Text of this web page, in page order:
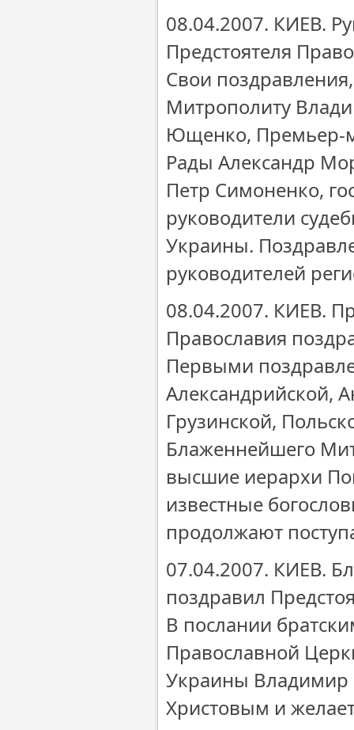
08.04.2007. КИЕВ.
Предстоятеля
Свои
Митрополиту
Ющенко, Премьер-
Рады Александр
Петр Симоненко,
руководители
Украины.
руководителей
08.04.2007. КИЕВ.
Православия
Первыми
Александрийской,
Грузинской,
Блаженнейшего
высшие иерархи
известные
продолжают
07.04.2007. КИЕВ.
поздравил
В послании
Православной
Украины Владимир
Христовым и